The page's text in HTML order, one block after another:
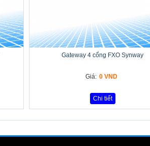
Gateway 4 cổng FXO Synway
Giá: 0 VND
Chi tiết